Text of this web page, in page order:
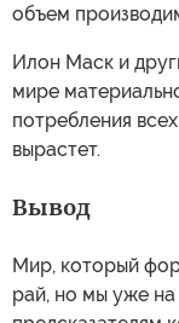
объем
Илон Маск и
мире
потребления
вырастет.
Вывод
Мир, который
рай, но мы уже